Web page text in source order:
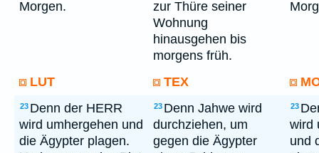
Morgen.
zur Thüre seiner
Wohnung
hinausgehen bis
morgens früh.
LUT TEX
23 Denn der HERR
wird umhergehen und
die Ägypter plagen.
23 Denn Jahwe wird
durchziehen, um
gegen die Ägypter
23
wird
und